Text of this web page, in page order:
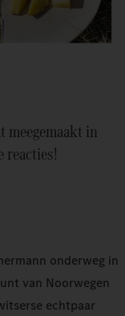
in
reacties!
onderweg in
van Noorwegen
echtpaar